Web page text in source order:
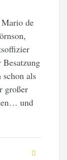
de
Besatzung
als
großer
und